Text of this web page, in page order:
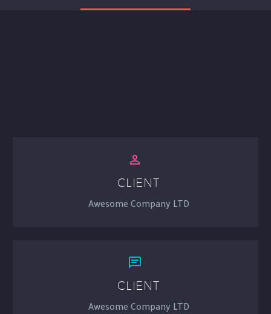


CLIENT
Awesome Company LTD


CLIENT
Awesome Company LTD